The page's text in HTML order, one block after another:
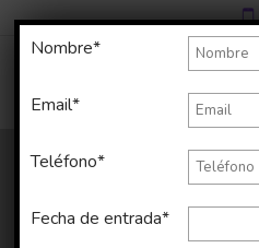
Nombre*
Email*
Teléfono*
Fecha de entrada*